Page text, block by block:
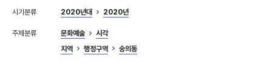
시기분류 2020년대 2020년
주제분류 문화예술
시각
지역
행정구역 숭의동